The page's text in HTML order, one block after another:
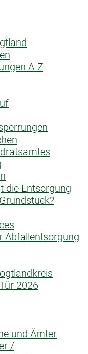
A-Z
die Entsorgung
Abfallentsorgung
2026
und Ämter
/